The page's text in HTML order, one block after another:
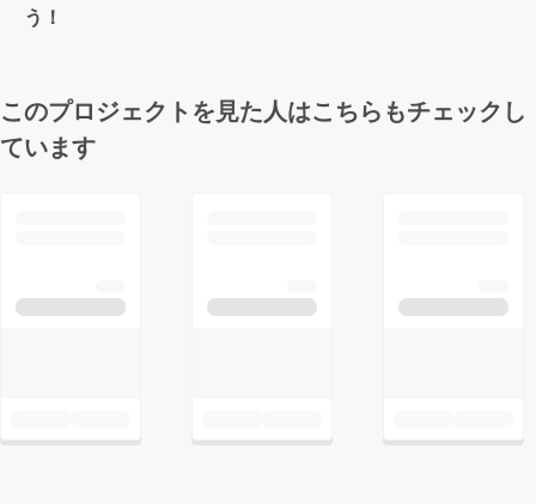
う！
このプロジェクトを見た人はこちらもチェックし
ています